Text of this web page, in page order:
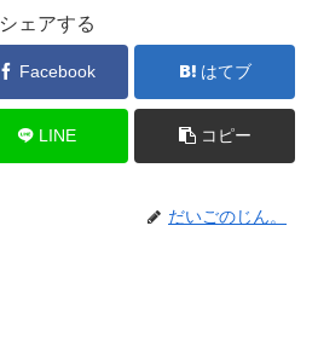
シェアする
Facebook はてブ
LINE コピー
だいごのじん。